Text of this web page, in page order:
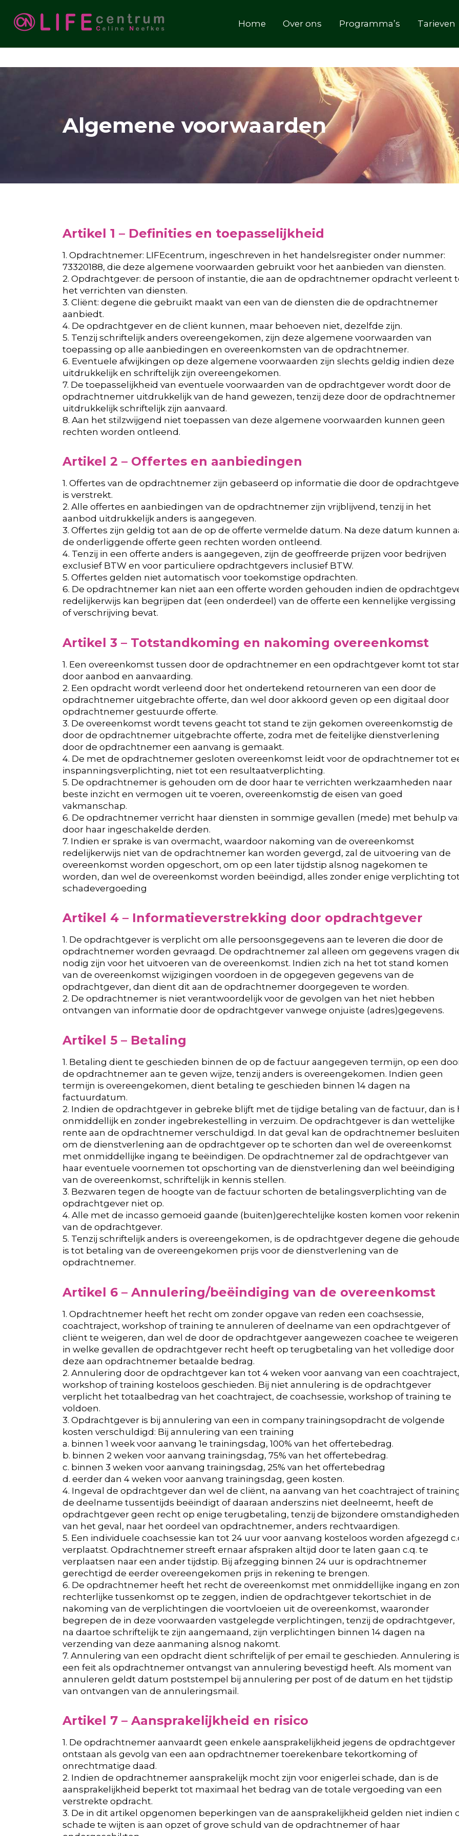
Home Over ons Programma’s Tarieven
Algemene voorwaarden
Artikel 1 – Definities en toepasselijkheid
1. Opdrachtnemer: LIFEcentrum, ingeschreven in het handelsregister onder nummer:
73320188, die deze algemene voorwaarden gebruikt voor het aanbieden van diensten.
2. Opdrachtgever: de persoon of instantie, die aan de opdrachtnemer opdracht verleent
het verrichten van diensten.
3. Cliënt: degene die gebruikt maakt van een van de diensten die de opdrachtnemer
aanbiedt.
4. De opdrachtgever en de cliënt kunnen, maar behoeven niet, dezelfde zijn.
5. Tenzij schriftelijk anders overeengekomen, zijn deze algemene voorwaarden van
toepassing op alle aanbiedingen en overeenkomsten van de opdrachtnemer.
6. Eventuele afwijkingen op deze algemene voorwaarden zijn slechts geldig indien deze
uitdrukkelijk en schriftelijk zijn overeengekomen.
7. De toepasselijkheid van eventuele voorwaarden van de opdrachtgever wordt door de
opdrachtnemer uitdrukkelijk van de hand gewezen, tenzij deze door de opdrachtnemer
uitdrukkelijk schriftelijk zijn aanvaard.
8. Aan het stilzwijgend niet toepassen van deze algemene voorwaarden kunnen geen
rechten worden ontleend.
Artikel 2 – Offertes en aanbiedingen
1. Offertes van de opdrachtnemer zijn gebaseerd op informatie die door de
is verstrekt.
2. Alle offertes en aanbiedingen van de opdrachtnemer zijn vrijblijvend, tenzij in het
aanbod uitdrukkelijk anders is aangegeven.
3. Offertes zijn geldig tot aan de op de offerte vermelde datum. Na deze datum kunnen
de onderliggende offerte geen rechten worden ontleend.
4. Tenzij in een offerte anders is aangegeven, zijn de geoffreerde prijzen voor bedrijven
exclusief BTW en voor particuliere opdrachtgevers inclusief BTW.
5. Offertes gelden niet automatisch voor toekomstige opdrachten.
6. De opdrachtnemer kan niet aan een offerte worden gehouden indien de
redelijkerwijs kan begrijpen dat (een onderdeel) van de offerte een kennelijke vergissing
of verschrijving bevat.
Artikel 3 – Totstandkoming en nakoming overeenkomst
1. Een overeenkomst tussen door de opdrachtnemer en een opdrachtgever komt tot
door aanbod en aanvaarding.
2. Een opdracht wordt verleend door het ondertekend retourneren van een door de
opdrachtnemer uitgebrachte offerte, dan wel door akkoord geven op een digitaal door
opdrachtnemer gestuurde offerte.
3. De overeenkomst wordt tevens geacht tot stand te zijn gekomen overeenkomstig de
door de opdrachtnemer uitgebrachte offerte, zodra met de feitelijke dienstverlening
door de opdrachtnemer een aanvang is gemaakt.
4. De met de opdrachtnemer gesloten overeenkomst leidt voor de opdrachtnemer tot
inspanningsverplichting, niet tot een resultaatverplichting.
5. De opdrachtnemer is gehouden om de door haar te verrichten werkzaamheden naar
beste inzicht en vermogen uit te voeren, overeenkomstig de eisen van goed
vakmanschap.
6. De opdrachtnemer verricht haar diensten in sommige gevallen (mede) met behulp
door haar ingeschakelde derden.
7. Indien er sprake is van overmacht, waardoor nakoming van de overeenkomst
redelijkerwijs niet van de opdrachtnemer kan worden gevergd, zal de uitvoering van de
overeenkomst worden opgeschort, om op een later tijdstip alsnog nagekomen te
worden, dan wel de overeenkomst worden beëindigd, alles zonder enige verplichting
schadevergoeding
Artikel 4 – Informatieverstrekking door opdrachtgever
1. De opdrachtgever is verplicht om alle persoonsgegevens aan te leveren die door de
opdrachtnemer worden gevraagd. De opdrachtnemer zal alleen om gegevens vragen
nodig zijn voor het uitvoeren van de overeenkomst. Indien zich na het tot stand komen
van de overeenkomst wijzigingen voordoen in de opgegeven gegevens van de
opdrachtgever, dan dient dit aan de opdrachtnemer doorgegeven te worden.
2. De opdrachtnemer is niet verantwoordelijk voor de gevolgen van het niet hebben
ontvangen van informatie door de opdrachtgever vanwege onjuiste (adres)gegevens.
Artikel 5 – Betaling
1. Betaling dient te geschieden binnen de op de factuur aangegeven termijn, op een
de opdrachtnemer aan te geven wijze, tenzij anders is overeengekomen. Indien geen
termijn is overeengekomen, dient betaling te geschieden binnen 14 dagen na
factuurdatum.
2. Indien de opdrachtgever in gebreke blijft met de tijdige betaling van de factuur, dan is
onmiddellijk en zonder ingebrekestelling in verzuim. De opdrachtgever is dan wettelijke
rente aan de opdrachtnemer verschuldigd. In dat geval kan de opdrachtnemer
om de dienstverlening aan de opdrachtgever op te schorten dan wel de overeenkomst
met onmiddellijke ingang te beëindigen. De opdrachtnemer zal de opdrachtgever van
haar eventuele voornemen tot opschorting van de dienstverlening dan wel beëindiging
van de overeenkomst, schriftelijk in kennis stellen.
3. Bezwaren tegen de hoogte van de factuur schorten de betalingsverplichting van de
opdrachtgever niet op.
4. Alle met de incasso gemoeid gaande (buiten)gerechtelijke kosten komen voor
van de opdrachtgever.
5. Tenzij schriftelijk anders is overeengekomen, is de opdrachtgever degene die
is tot betaling van de overeengekomen prijs voor de dienstverlening van de
opdrachtnemer.
Artikel 6 – Annulering/beëindiging van de overeenkomst
1. Opdrachtnemer heeft het recht om zonder opgave van reden een coachsessie,
coachtraject, workshop of training te annuleren of deelname van een opdrachtgever of
cliënt te weigeren, dan wel de door de opdrachtgever aangewezen coachee te
in welke gevallen de opdrachtgever recht heeft op terugbetaling van het volledige door
deze aan opdrachtnemer betaalde bedrag.
2. Annulering door de opdrachtgever kan tot 4 weken voor aanvang van een coachtraject,
workshop of training kosteloos geschieden. Bij niet annulering is de opdrachtgever
verplicht het totaalbedrag van het coachtraject, de coachsessie, workshop of training te
voldoen.
3. Opdrachtgever is bij annulering van een in company trainingsopdracht de volgende
kosten verschuldigd: Bij annulering van een training
a. binnen 1 week voor aanvang 1e trainingsdag, 100% van het offertebedrag.
b. binnen 2 weken voor aanvang trainingsdag, 75% van het offertebedrag.
c. binnen 3 weken voor aanvang trainingsdag, 25% van het offertebedrag
d. eerder dan 4 weken voor aanvang trainingsdag, geen kosten.
4. Ingeval de opdrachtgever dan wel de cliënt, na aanvang van het coachtraject of
de deelname tussentijds beëindigt of daaraan anderszins niet deelneemt, heeft de
opdrachtgever geen recht op enige terugbetaling, tenzij de bijzondere omstandigheden
van het geval, naar het oordeel van opdrachtnemer, anders rechtvaardigen.
5. Een individuele coachsessie kan tot 24 uur voor aanvang kosteloos worden afgezegd
verplaatst. Opdrachtnemer streeft ernaar afspraken altijd door te laten gaan c.q. te
verplaatsen naar een ander tijdstip. Bij afzegging binnen 24 uur is opdrachtnemer
gerechtigd de eerder overeengekomen prijs in rekening te brengen.
6. De opdrachtnemer heeft het recht de overeenkomst met onmiddellijke ingang en
rechterlijke tussenkomst op te zeggen, indien de opdrachtgever tekortschiet in de
nakoming van de verplichtingen die voortvloeien uit de overeenkomst, waaronder
begrepen de in deze voorwaarden vastgelegde verplichtingen, tenzij de opdrachtgever,
na daartoe schriftelijk te zijn aangemaand, zijn verplichtingen binnen 14 dagen na
verzending van deze aanmaning alsnog nakomt.
7. Annulering van een opdracht dient schriftelijk of per email te geschieden. Annulering
een feit als opdrachtnemer ontvangst van annulering bevestigd heeft. Als moment van
annuleren geldt datum poststempel bij annulering per post of de datum en het tijdstip
van ontvangen van de annuleringsmail.
Artikel 7 – Aansprakelijkheid en risico
1. De opdrachtnemer aanvaardt geen enkele aansprakelijkheid jegens de opdrachtgever
ontstaan als gevolg van een aan opdrachtnemer toerekenbare tekortkoming of
onrechtmatige daad.
2. Indien de opdrachtnemer aansprakelijk mocht zijn voor enigerlei schade, dan is de
aansprakelijkheid beperkt tot maximaal het bedrag van de totale vergoeding van een
verstrekte opdracht.
3. De in dit artikel opgenomen beperkingen van de aansprakelijkheid gelden niet indien
schade te wijten is aan opzet of grove schuld van de opdrachtnemer of haar